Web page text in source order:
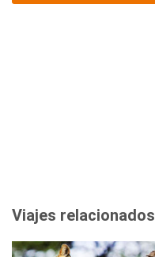
Viajes relacionados